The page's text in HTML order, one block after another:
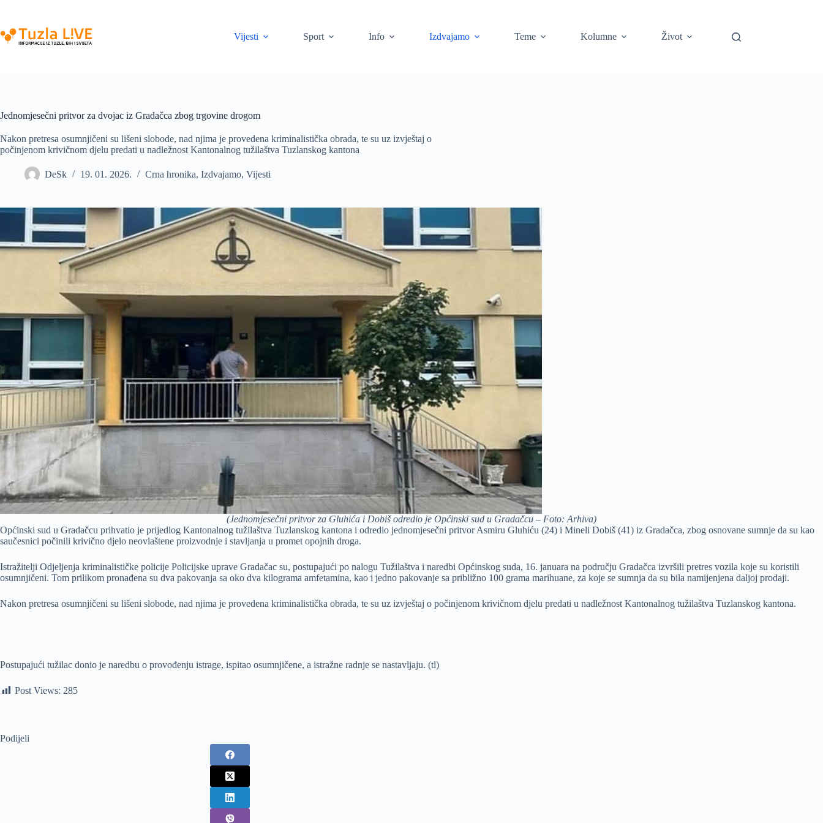
content
Vijesti
Sport Info Izdvajamo Teme Kolumne Život
Jednomjesečni pritvor za dvojac iz Gradačca zbog trgovine drogom
Nakon pretresa osumnjičeni su lišeni slobode, nad njima je provedena kriminalistička obrada, te su uz izvještaj o
počinjenom krivičnom djelu predati u nadležnost Kantonalnog tužilaštva Tuzlanskog kantona
DeSk 19. 01. 2026. Crna hronika, Izdvajamo, Vijesti
(Jednomjesečni pritvor za Gluhića i Dobiš odredio je Općinski sud u Gradačcu – Foto: Arhiva)
Općinski sud u Gradačcu prihvatio je prijedlog Kantonalnog tužilaštva Tuzlanskog kantona i odredio jednomjesečni pritvor Asmiru Gluhiću (24) i Mineli Dobiš (41) iz Gradačca, zbog osnovane sumnje da su kao
saučesnici počinili krivično djelo neovlaštene proizvodnje i stavljanja u promet opojnih droga.
Istražitelji Odjeljenja kriminalističke policije Policijske uprave Gradačac su, postupajući po nalogu Tužilaštva i naredbi Općinskog suda, 16. januara na području Gradačca izvršili pretres vozila koje su koristili
osumnjičeni. Tom prilikom pronađena su dva pakovanja sa oko dva kilograma amfetamina, kao i jedno pakovanje sa približno 100 grama marihuane, za koje se sumnja da su bila namijenjena daljoj prodaji.
Nakon pretresa osumnjičeni su lišeni slobode, nad njima je provedena kriminalistička obrada, te su uz izvještaj o počinjenom krivičnom djelu predati u nadležnost Kantonalnog tužilaštva Tuzlanskog kantona.
Postupajući tužilac donio je naredbu o provođenju istrage, ispitao osumnjičene, a istražne radnje se nastavljaju. (tl)
Post Views: 285
Podijeli